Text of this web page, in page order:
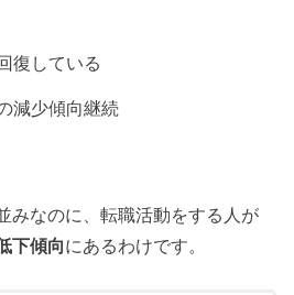
復している
減少傾向継続
みなのに、転職活動をする人が
下傾向にあるわけです。